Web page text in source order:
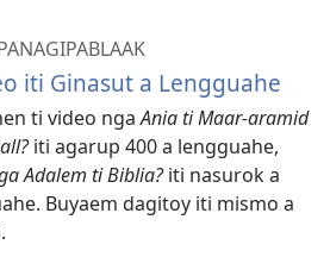
iti Ginasut a Lengguahe
ti video ngaAnia ti Maar-aramid
iti agarup 400 a lengguahe,
Adalem ti Biblia?iti nasurok a
Buyaem dagitoy iti mismo a